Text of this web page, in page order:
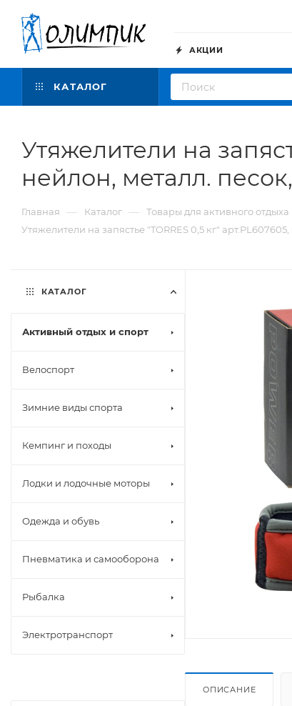
АКЦИИ
КАТАЛОГ
Утяжелители на
нейлон, металл.
Главная — Каталог — Товары для активного отдыха
Утяжелители на запястье "TORRES 0,5 кг"
ОПИСАНИЕ
КАТАЛОГ
Активный отдых и спорт
Велоспорт
Зимние виды спорта
Кемпинг и походы
Лодки и лодочные моторы
Одежда и обувь
Пневматика и самооборона
Рыбалка
Электротранспорт